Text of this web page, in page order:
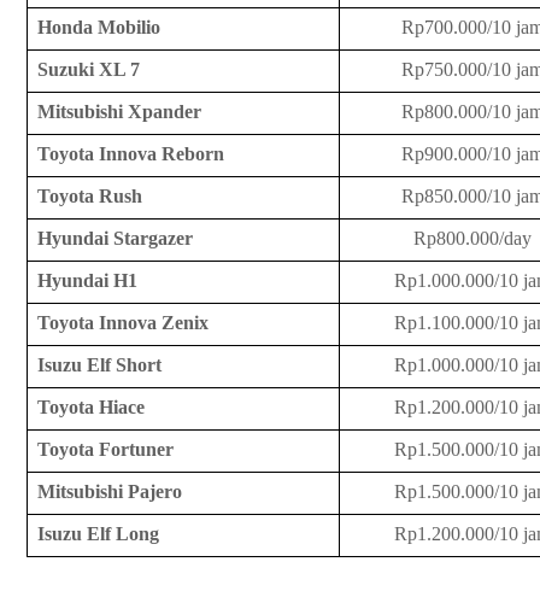
Honda Mobilio Rp700.000/10
Suzuki XL 7 Rp750.000/10
Mitsubishi Xpander Rp800.000/10
Toyota Innova Reborn Rp900.000/10
Toyota Rush Rp850.000/10
Hyundai Stargazer Rp800.000/day
Hyundai H1 Rp1.000.000/10
Toyota Innova Zenix Rp1.100.000/10
Isuzu Elf Short Rp1.000.000/10
Toyota Hiace Rp1.200.000/10
Toyota Fortuner Rp1.500.000/10
Mitsubishi Pajero Rp1.500.000/10
Isuzu Elf Long Rp1.200.000/10